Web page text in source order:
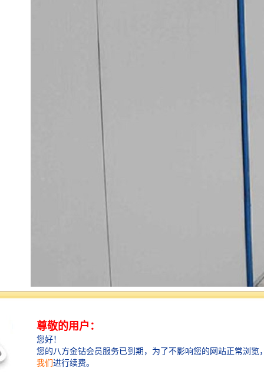
工程围挡为在围挡安装的时候应当做好安装的前期工
作，比如需要将一些绿化的树木移栽到其他地方，以至
于安装市政施工围挡后稳固，不容易被倒下和避免被大